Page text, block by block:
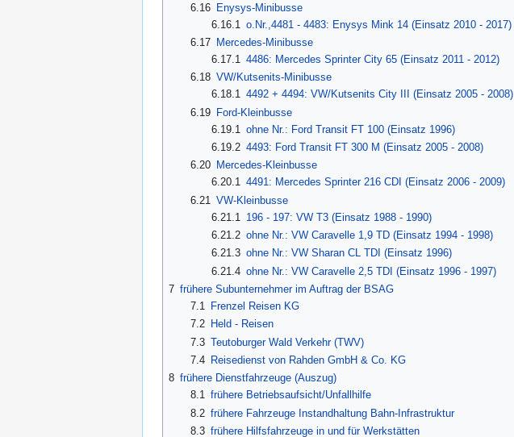
6.16 Enysys-Minibusse
6.16.1
o.Nr.,4481 - 4483: Enysys Mink 14 (Einsatz 2010 - 2017)
6.17
Mercedes-Minibusse
6.17.1
4486: Mercedes Sprinter City 65 (Einsatz 2011 - 2012)
6.18 VW/Kutsenits-Minibusse
6.18.1 4492 + 4494: VW/Kutsenits City III (Einsatz 2005 - 2008)
6.19 Ford-Kleinbusse
6.19.1
ohne Nr.: Ford Transit FT 100 (Einsatz 1996)
6.19.2 4493: Ford Transit FT 300 M (Einsatz 2005 - 2008)
6.20
Mercedes-Kleinbusse
6.20.1 4491: Mercedes Sprinter 216 CDI (Einsatz 2006 - 2009)
6.21 VW-Kleinbusse
6.21.1
196 - 197: VW T3 (Einsatz 1988 - 1990)
6.21.2 ohne Nr.: VW Caravelle 1,9 TD (Einsatz 1994 - 1998)
6.21.3 ohne Nr.: VW Sharan CL TDI (Einsatz 1996)
6.21.4 ohne Nr.: VW Caravelle 2,5 TDI (Einsatz 1996 - 1997)
7 frühere Subunternehmer im Auftrag der BSAG
7.1
Frenzel Reisen KG
7.2
Held - Reisen
7.3 Teutoburger Wald Verkehr (TWV)
7.4
Reisedienst von Rahden GmbH & Co. KG
8 frühere Dienstfahrzeuge (Auszug)
8.1 frühere Betriebsaufsicht/Unfallhilfe
8.2 frühere Fahrzeuge Instandhaltung Bahn-Infrastruktur
8.3 frühere Hilfsfahrzeuge in und für Werkstätten